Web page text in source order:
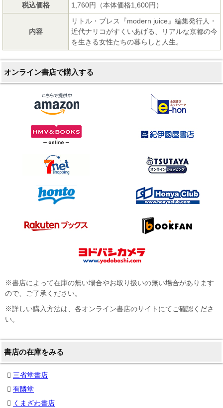
税込価格
1,760円（本体価格1,600円）
内容
リトル・プレス『modern juice』編集発行人・
近代ナリコがすくいあげる、リアルな京都の今
を生きる女性たちの暮らしと人生。
オンライン書店で購入する
※書店によって在庫の無い場合やお取り扱いの無い場合があります
ので、ご了承ください。
※詳しい購入方法は、各オンライン書店のサイトにてご確認くださ
い。
書店の在庫をみる
三省堂書店
有隣堂
くまざわ書店